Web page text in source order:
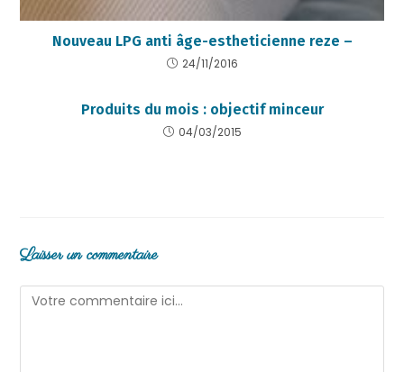
Nouveau LPG anti âge-estheticienne reze –
24/11/2016
Produits du mois : objectif minceur
04/03/2015
Laisser un commentaire